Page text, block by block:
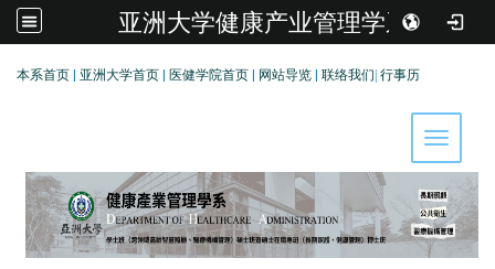
亚洲大学健康产业管理学系
本系首页 亚洲大学首页 医健学院首页 网站导览 联络我们 行事历
Toggle